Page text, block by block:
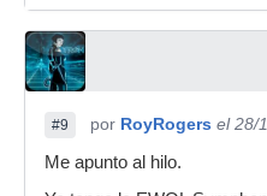
#9 por RoyRogers el 28/
Me apunto al hilo.